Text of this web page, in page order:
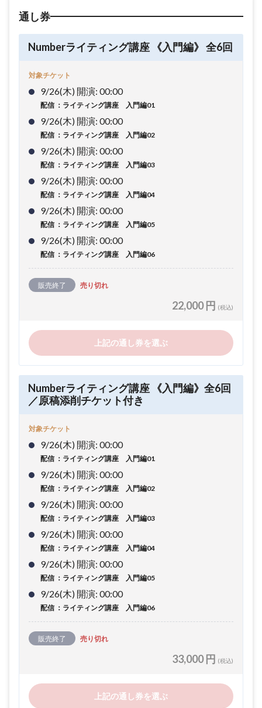
通し券
Numberライティング講座 《入門編》 全6回
対象チケット
9/26(木) 開演: 00:00
配信 ：ライティング講座 入門編01
9/26(木) 開演: 00:00
配信 ：ライティング講座 入門編02
9/26(木) 開演: 00:00
配信 ：ライティング講座 入門編03
9/26(木) 開演: 00:00
配信 ：ライティング講座 入門編04
9/26(木) 開演: 00:00
配信 ：ライティング講座 入門編05
9/26(木) 開演: 00:00
配信 ：ライティング講座 入門編06
販売終了 売り切れ
22,000 円 (税込)
上記の通し券を選ぶ
Numberライティング講座 《入門編》全6回
／原稿添削チケット付き
対象チケット
9/26(木) 開演: 00:00
配信 ：ライティング講座 入門編01
9/26(木) 開演: 00:00
配信 ：ライティング講座 入門編02
9/26(木) 開演: 00:00
配信 ：ライティング講座 入門編03
9/26(木) 開演: 00:00
配信 ：ライティング講座 入門編04
9/26(木) 開演: 00:00
配信 ：ライティング講座 入門編05
9/26(木) 開演: 00:00
配信 ：ライティング講座 入門編06
販売終了 売り切れ
33,000 円 (税込)
上記の通し券を選ぶ